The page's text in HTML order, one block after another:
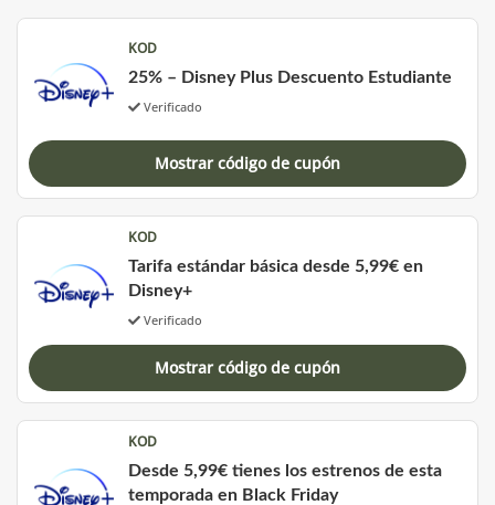
KOD
25% – Disney Plus Descuento Estudiante
Verificado
Mostrar código de cupón
KOD
Tarifa estándar básica desde 5,99€ en
Disney+
Verificado
Mostrar código de cupón
KOD
Desde 5,99€ tienes los estrenos de esta
temporada en Black Friday